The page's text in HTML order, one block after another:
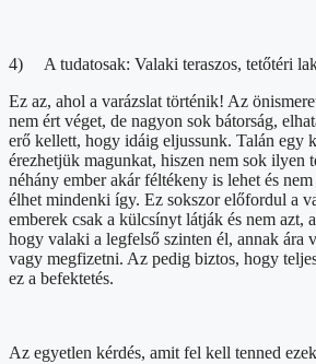
4) A tudatosak: Valaki teraszos, tetőtéri
Ez az, ahol a varázslat történik! Az
nem ért véget, de nagyon sok bátorság,
erő kellett, hogy idáig eljussunk. Talán egy
érezhetjük magunkat, hiszen nem sok ilyen
néhány ember akár féltékeny is lehet és
élhet mindenki így. Ez sokszor előfordul a
emberek csak a külcsínyt látják és nem azt,
hogy valaki a legfelső szinten él, annak ára
vagy megfizetni. Az pedig biztos, hogy
ez a befektetés.
Az egyetlen kérdés, amit fel kell tenned